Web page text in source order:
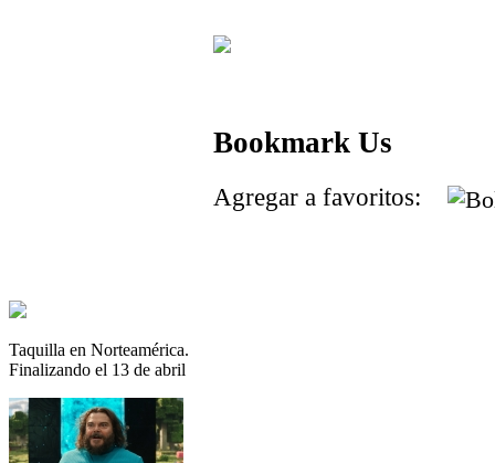
Taquilla en Norteamérica.
Finalizando el 13 de abril
Bookmark Us
Agregar a favoritos: